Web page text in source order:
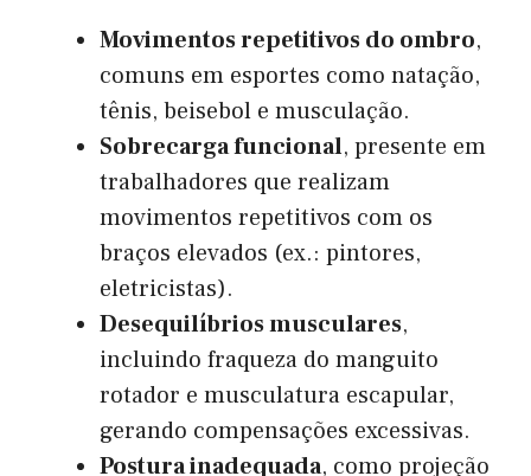
Movimentos repetitivos do ombro,
comuns em esportes como natação,
tênis, beisebol e musculação.
Sobrecarga funcional, presente em
trabalhadores que realizam
movimentos repetitivos com os
braços elevados (ex.: pintores,
eletricistas).
Desequilíbrios musculares,
incluindo fraqueza do manguito
rotador e musculatura escapular,
gerando compensações excessivas.
Postura inadequada, como projeção